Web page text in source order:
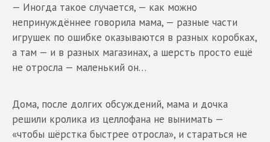
— Иногда такое случается, — как можно
непринуждённее говорила мама, — разные части
игрушек по ошибке оказываются в разных коробках,
а там — и в разных магазинах, а шерсть просто ещё
не отросла — маленький он…
Дома, после долгих обсуждений, мама и дочка
решили кролика из целлофана не вынимать —
«чтобы шёрстка быстрее отросла», и стараться не